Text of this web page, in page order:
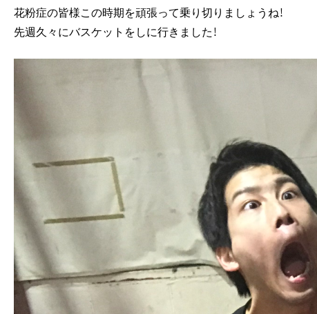
花粉症の皆様この時期を頑張って乗り切りましょうね！
先週久々にバスケットをしに行きました！